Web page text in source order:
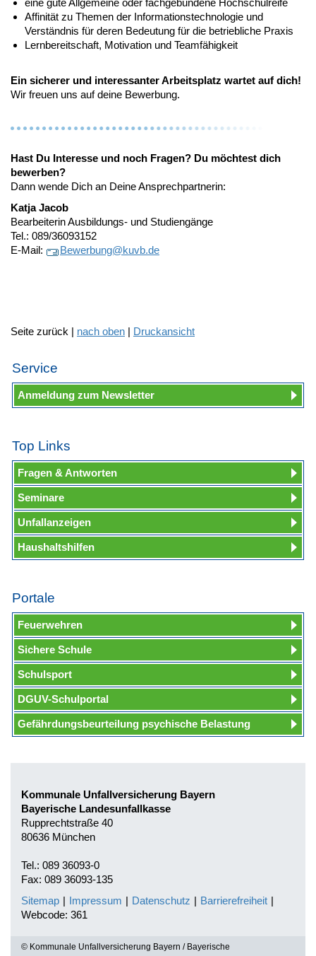
Affinität zu Themen der Informationstechnologie und
Verständnis für deren Bedeutung für die betriebliche Praxis
Lernbereitschaft, Motivation und Teamfähigkeit
Ein sicherer und interessanter Arbeitsplatz wartet auf dich!
Wir freuen uns auf deine Bewerbung.
Hast Du Interesse und noch Fragen? Du möchtest dich
bewerben?
Dann wende Dich an Deine Ansprechpartnerin:
Katja Jacob
Bearbeiterin Ausbildungs- und Studiengänge
Tel.: 089/36093152
E-Mail:
Bewerbung@kuvb.de
Seite zurück | nach oben | Druckansicht
Service
Anmeldung zum Newsletter
Top Links
Fragen & Antworten
Seminare
Unfallanzeigen
Haushaltshilfen
Portale
Feuerwehren
Sichere Schule
Schulsport
DGUV-Schulportal
Gefährdungsbeurteilung psychische Belastung
Kommunale Unfallversicherung Bayern
Bayerische Landesunfallkasse
Rupprechtstraße 40
80636 München
Tel.: 089 36093-0
Fax: 089 36093-135
Sitemap | Impressum | Datenschutz | Barrierefreiheit |
Webcode: 361
© Kommunale Unfallversicherung Bayern / Bayerische